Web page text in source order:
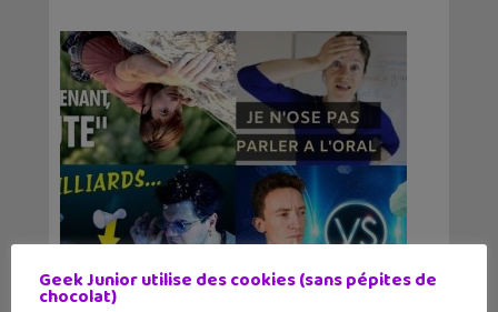
Geek Junior utilise des cookies (sans pépites de
chocolat)